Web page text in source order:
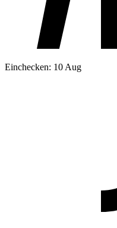
Einchecken: 10 Aug